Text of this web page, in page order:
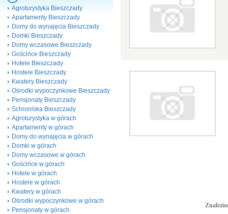
Agroturystyka Bieszczady
Apartamenty Bieszczady
Domy do wynajęcia Bieszczady
Domki Bieszczady
Domy wczasowe Bieszczady
Gościńce Bieszczady
Hotele Bieszczady
Hostele Bieszczady
Kwatery Bieszczady
Ośrodki wypoczynkowe Bieszczady
Pensjonaty Bieszczady
Schroniska Bieszczady
Agroturystyka w górach
Apartamenty w górach
Domy do wynajęcia w górach
Domki w górach
Domy wczasowe w górach
Gościńce w górach
Hotele w górach
Hostele w górach
Kwatery w górach
Ośrodki wypoczynkowe w górach
Pensjonaty w górach